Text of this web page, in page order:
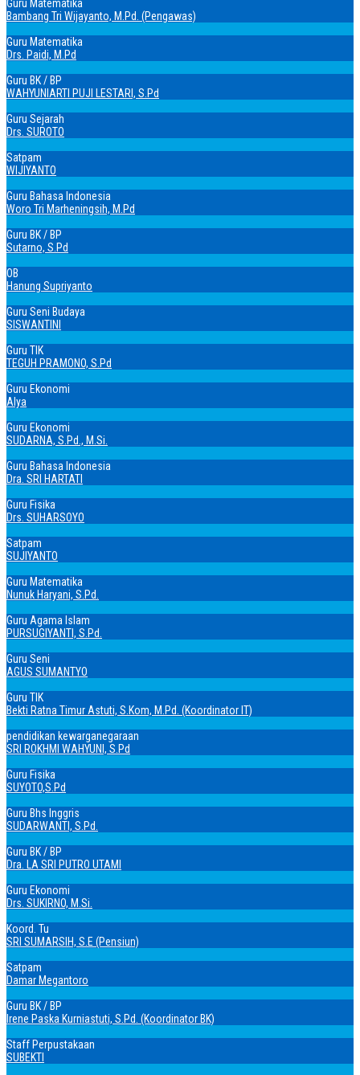
Guru Matematika
Bambang Tri Wijayanto, M.Pd. (Pengawas)
Guru Matematika
Drs. Paidi, M.Pd
Guru BK / BP
WAHYUNIARTI PUJI LESTARI, S.Pd
Guru Sejarah
Drs. SUROTO
Satpam
WIJIYANTO
Guru Bahasa Indonesia
Woro Tri Marheningsih, M.Pd
Guru BK / BP
Sutarno, S.Pd
OB
Hanung Supriyanto
Guru Seni Budaya
SISWANTINI
Guru TIK
TEGUH PRAMONO, S.Pd
Guru Ekonomi
Alya
Guru Ekonomi
SUDARNA, S.Pd., M.Si.
Guru Bahasa Indonesia
Dra. SRI HARTATI
Guru Fisika
Drs. SUHARSOYO
Satpam
SUJIYANTO
Guru Matematika
Nunuk Haryani, S.Pd.
Guru Agama Islam
PURSUGIYANTI, S.Pd.
Guru Seni
AGUS SUMANTYO
Guru TIK
Bekti Ratna Timur Astuti, S.Kom, M.Pd. (Koordinator IT)
pendidikan kewarganegaraan
SRI ROKHMI WAHYUNI, S.Pd
Guru Fisika
SUYOTO,S.Pd
Guru Bhs Inggris
SUDARWANTI, S.Pd.
Guru BK / BP
Dra. LA SRI PUTRO UTAMI
Guru Ekonomi
Drs. SUKIRNO, M.Si.
Koord. Tu
SRI SUMARSIH, S.E (Pensiun)
Satpam
Damar Megantoro
Guru BK / BP
Irene Paska Kurniastuti, S.Pd. (Koordinator BK)
Staff Perpustakaan
SUBEKTI